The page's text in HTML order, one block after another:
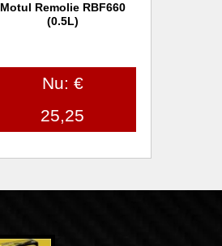
In winkelwagen
Motul Remolie RBF660
(0.5L)
Nu: €
25,25